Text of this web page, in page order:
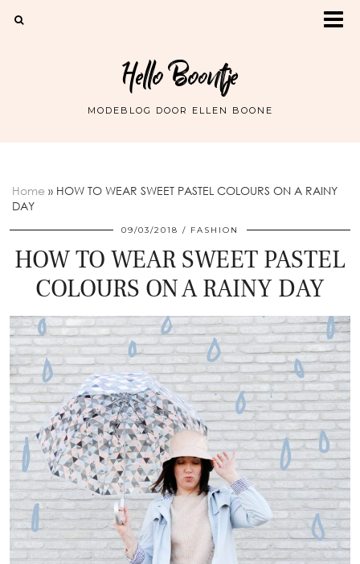
Hello Boontje
MODEBLOG DOOR ELLEN BOONE
Home » HOW TO WEAR SWEET PASTEL COLOURS ON A RAINY
DAY
09/03/2018 FASHION
HOW TO WEAR SWEET PASTEL
COLOURS ON A RAINY DAY